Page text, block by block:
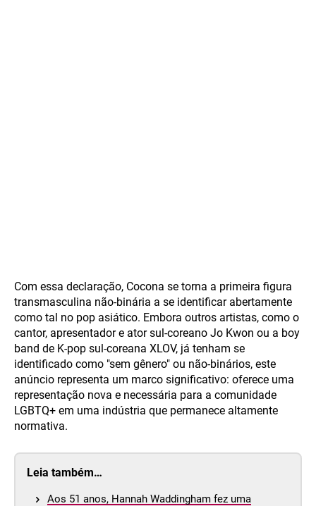
Com essa declaração, Cocona se torna a primeira figura
transmasculina não-binária a se identificar abertamente
como tal no pop asiático. Embora outros artistas, como o
cantor, apresentador e ator sul-coreano Jo Kwon ou a boy
band de K-pop sul-coreana XLOV, já tenham se
identificado como "sem gênero" ou não-binários, este
anúncio representa um marco significativo: oferece uma
representação nova e necessária para a comunidade
LGBTQ+ em uma indústria que permanece altamente
normativa.
Leia também…
Aos 51 anos, Hannah Waddingham fez uma